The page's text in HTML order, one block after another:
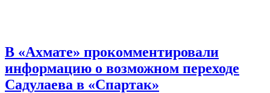
В «Ахмате» прокомментировали
информацию о возможном переходе
Садулаева в «Спартак»